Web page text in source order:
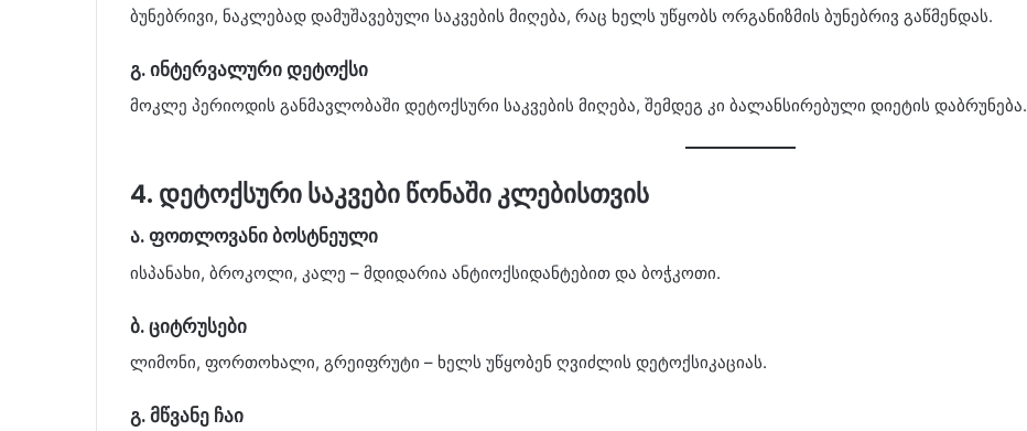
ბუნებრივი, ნაკლებად დამუშავებული საკვების მიღება, რაც ხელს უწყობს ორგანიზმის ბუნებრივ გაწმენდას.
გ. ინტერვალური დეტოქსი
მოკლე პერიოდის განმავლობაში დეტოქსური საკვების მიღება, შემდეგ კი ბალანსირებული დიეტის დაბრუნება.
4. დეტოქსური საკვები წონაში კლებისთვის
ა. ფოთლოვანი ბოსტნეული
ისპანახი, ბროკოლი, კალე – მდიდარია ანტიოქსიდანტებით და ბოჭკოთი.
ბ. ციტრუსები
ლიმონი, ფორთოხალი, გრეიფრუტი – ხელს უწყობენ ღვიძლის დეტოქსიკაციას.
გ. მწვანე ჩაი